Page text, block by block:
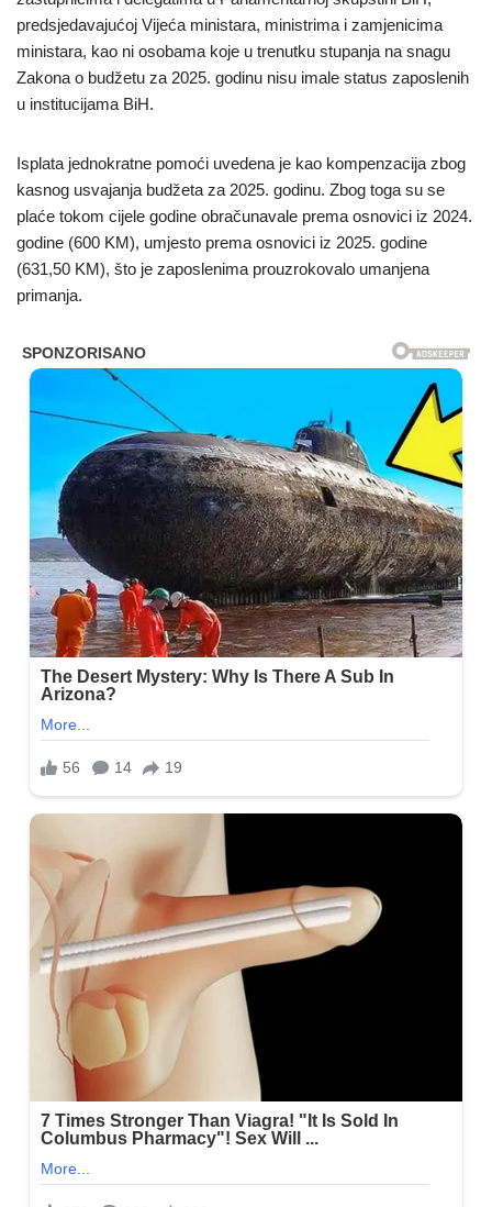
predsjedavajućoj Vijeća ministara, ministrima i zamjenicima
ministara, kao ni osobama koje u trenutku stupanja na snagu
Zakona o budžetu za 2025. godinu nisu imale status zaposlenih
u institucijama BiH.
Isplata jednokratne pomoći uvedena je kao kompenzacija zbog
kasnog usvajanja budžeta za 2025. godinu. Zbog toga su se
plaće tokom cijele godine obračunavale prema osnovici iz 2024.
godine (600 KM), umjesto prema osnovici iz 2025. godine
(631,50 KM), što je zaposlenima prouzrokovalo umanjena
primanja.